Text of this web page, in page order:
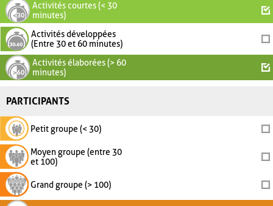
Activités courtes (< 30
minutes)
Activités développées
(Entre 30 et 60 minutes)
Activités élaborées (> 60
minutes)
PARTICIPANTS
Petit groupe (< 30)
Moyen groupe (entre 30
et 100)
Grand groupe (> 100)